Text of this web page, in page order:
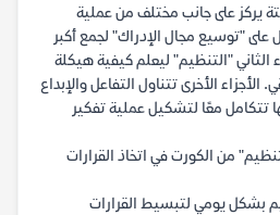
يركز على جانب مختلف من عملية
على "توسيع مجال الإدراك" لجمع أكبر
الثاني "التنظيم" ليعلم كيفية هيكلة
الأخرى تتناول التفاعل والإبداع
تتكامل معًا لتشكيل عملية تفكير
من الكورت في اتخاذ القرارات
بشكل يومي لتبسيط القرارات